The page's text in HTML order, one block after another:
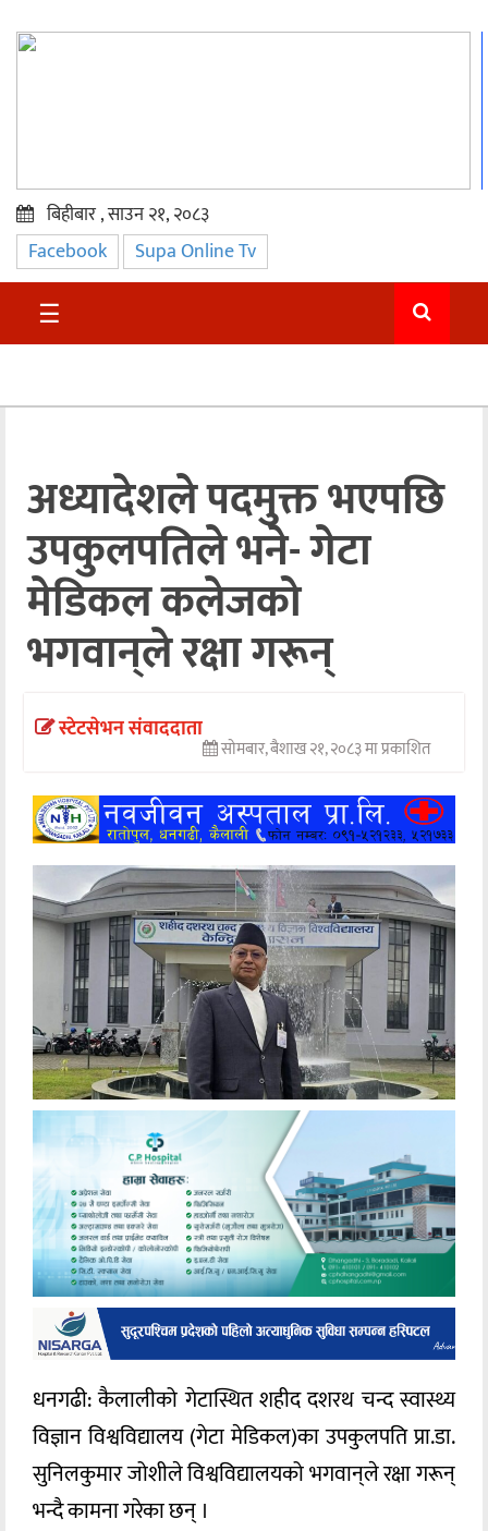
प्रमुख
समाचार
सुदुर
अन्तराष्ट्रिय
अन्तर्वार्ता
अर्थ
खेलकुद
मनोरञ्जन
बिहीबार , साउन २१, २०८३
Facebook Supa Online Tv
☰
अध्यादेशले पदमुक्त भएपछि
उपकुलपतिले भने- गेटा
मेडिकल कलेजको
भगवान्‌ले रक्षा गरून्
स्टेटसेभन संवाददाता
सोमबार, बैशाख २१, २०८३ मा प्रकाशित
धनगढी: कैलालीको गेटास्थित शहीद दशरथ चन्द स्वास्थ्य
विज्ञान विश्वविद्यालय (गेटा मेडिकल)का उपकुलपति प्रा.डा.
सुनिलकुमार जोशीले विश्वविद्यालयको भगवान्‌ले रक्षा गरून्
भन्दै कामना गरेका छन् ।